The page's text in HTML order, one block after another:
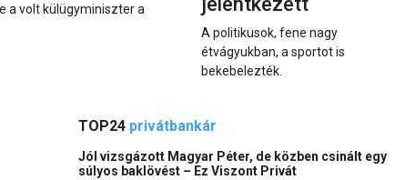
a volt külügyminiszter a
A politikusok, fene nagy
étvágyukban, a sportot is
bekebelezték.
TOP24 privátbankár
Jól vizsgázott Magyar Péter, de közben csinált egy
súlyos baklövést – Ez Viszont Privát